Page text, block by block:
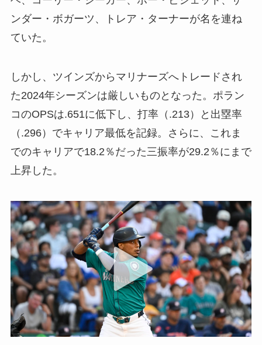
ンダー・ボガーツ、トレア・ターナーが名を連ね
ていた。
しかし、ツインズからマリナーズへトレードされ
た2024年シーズンは厳しいものとなった。ポラン
コのOPSは.651に低下し、打率（.213）と出塁率
（.296）でキャリア最低を記録。さらに、これま
でのキャリアで18.2％だった三振率が29.2％にまで
上昇した。